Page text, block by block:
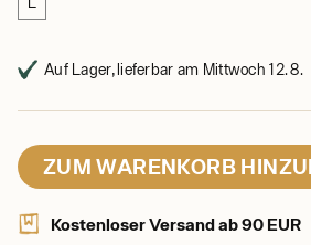
Auf Lager, lieferbar am Mittwoch 12. 8.
ZUM WARENKORB
Kostenloser Versand ab 90 EUR